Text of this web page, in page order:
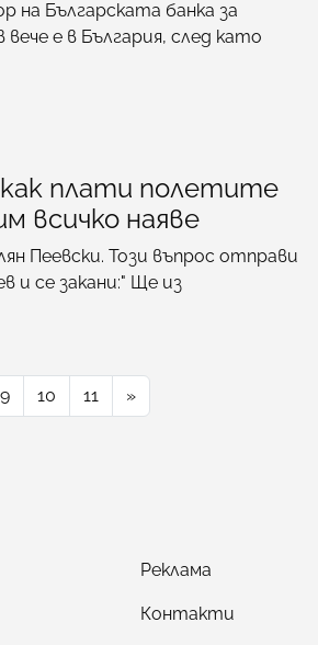
на Българската банка за
е в България, след като
как плати полетите
всичко наяве
Пеевски. Този въпрос отправи
и се закани:" Ще из
9 10 11 »
Реклама
Контакти